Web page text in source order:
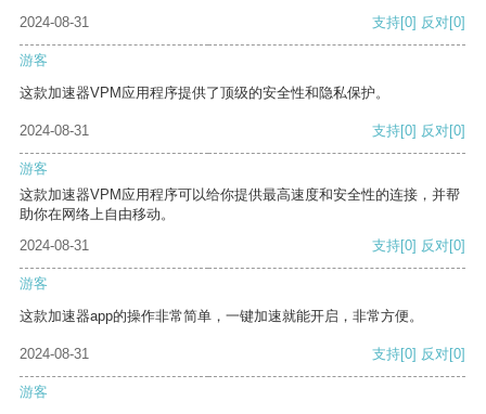
2024-08-31 支持[0] 反对[0]
游客
这款加速器VPM应用程序提供了顶级的安全性和隐私保护。
2024-08-31 支持[0] 反对[0]
游客
这款加速器VPM应用程序可以给你提供最高速度和安全性的连接，并帮
助你在网络上自由移动。
2024-08-31
支持[0] 反对[0]
游客
这款加速器app的操作非常简单，一键加速就能开启，非常方便。
2024-08-31 支持[0] 反对[0]
游客